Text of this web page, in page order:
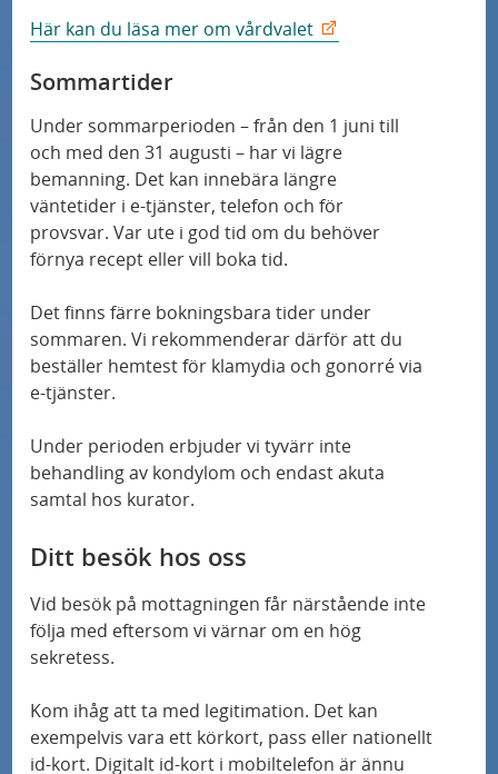
Här kan du läsa mer om vårdvalet
Sommartider
Under sommarperioden – från den 1 juni till
och med den 31 augusti – har vi lägre
bemanning. Det kan innebära längre
väntetider i e‑tjänster, telefon och för
provsvar. Var ute i god tid om du behöver
förnya recept eller vill boka tid.
Det finns färre bokningsbara tider under
sommaren. Vi rekommenderar därför att du
beställer hemtest för klamydia och gonorré via
e‑tjänster.
Under perioden erbjuder vi tyvärr inte
behandling av kondylom och endast akuta
samtal hos kurator.
Ditt besök hos oss
Vid besök på mottagningen får närstående inte
följa med eftersom vi värnar om en hög
sekretess.
Kom ihåg att ta med legitimation. Det kan
exempelvis vara ett körkort, pass eller nationellt
id-kort. Digitalt id-kort i mobiltelefon är ännu